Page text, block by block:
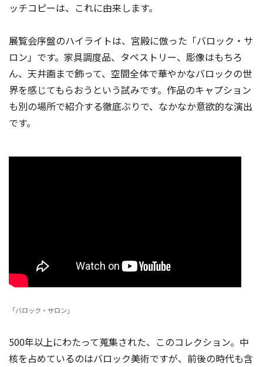
ッチコピーは、これに由来します。
展覧会序盤のハイライトは、宮殿に倣った「バロック・サ
ロン」です。家具調度品、タペストリー、彫像はもちろ
ん、天井画まで飾って、空間全体で華やかなバロックの世
界を感じてもらおうという試みです。作品のキャプション
も別の場所で紹介する徹底ぶりで、なかなか意欲的な演出
です。
「バロック・サロン」
500年以上にわたって蒐集された、このコレクション。中
核を占めているのはバロック美術ですが、前後の時代も含